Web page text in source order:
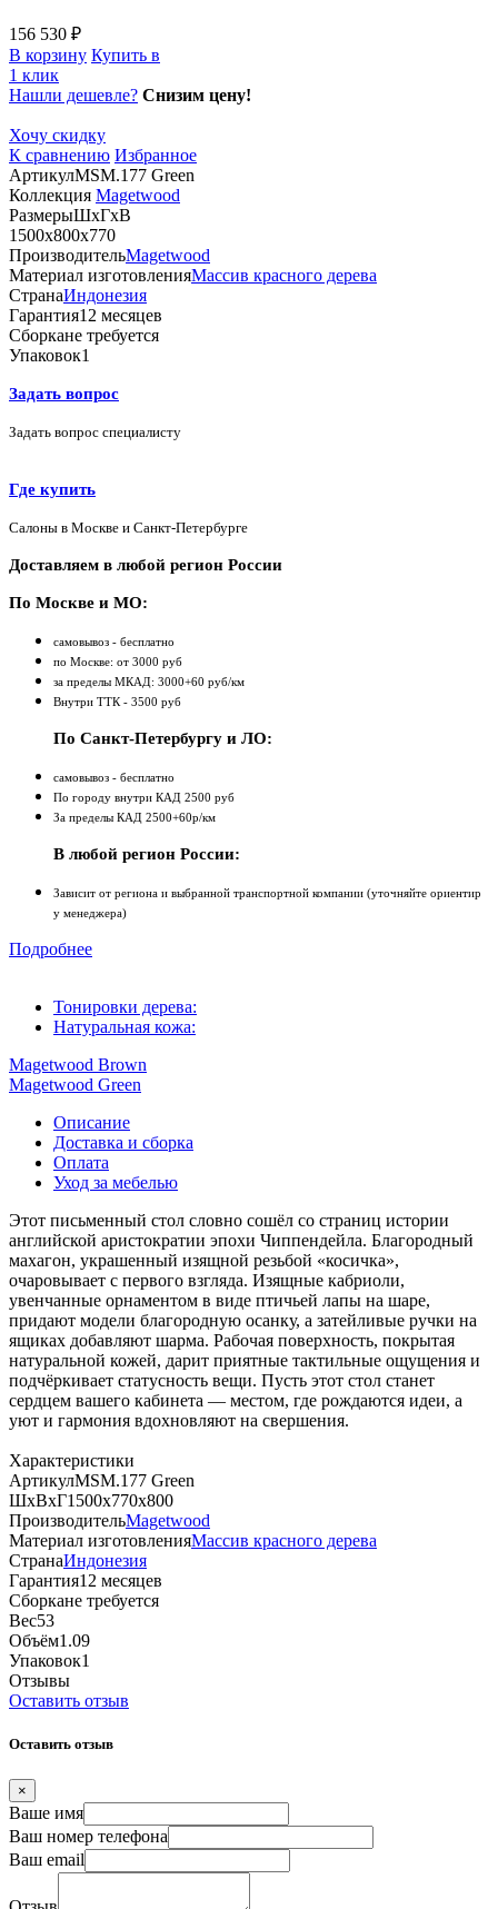
156 530 ₽
В корзину Купить в
1 клик
Нашли дешевле? Снизим цену!
Хочу скидку
К сравнению Избранное
АртикулMSM.177 Green
Коллекция Magetwood
РазмерыШхГхВ
1500х800х770
ПроизводительMagetwood
Материал изготовленияМассив красного дерева
СтранаИндонезия
Гарантия12 месяцев
Сборкане требуется
Упаковок1
Задать вопрос
Задать вопрос специалисту
Где купить
Салоны в Москве и Санкт-Петербурге
Доставляем в любой регион России
По Москве и МО:
самовывоз - бесплатно
по Москве: от 3000 руб
за пределы МКАД: 3000+60 руб/км
Внутри ТТК - 3500 руб
По Санкт-Петербургу и ЛО:
самовывоз - бесплатно
По городу внутри КАД 2500 руб
За пределы КАД 2500+60р/км
В любой регион России:
Зависит от региона и выбранной транспортной компании (уточняйте ориентир
у менеджера)
Подробнее
Тонировки дерева:
Натуральная кожа:
Magetwood Brown
Magetwood Green
Описание
Доставка и сборка
Оплата
Уход за мебелью
Этот письменный стол словно сошёл со страниц истории
английской аристократии эпохи Чиппендейла. Благородный
махагон, украшенный изящной резьбой «косичка»,
очаровывает с первого взгляда. Изящные кабриоли,
увенчанные орнаментом в виде птичьей лапы на шаре,
придают модели благородную осанку, а затейливые ручки на
ящиках добавляют шарма. Рабочая поверхность, покрытая
натуральной кожей, дарит приятные тактильные ощущения и
подчёркивает статусность вещи. Пусть этот стол станет
сердцем вашего кабинета — местом, где рождаются идеи, а
уют и гармония вдохновляют на свершения.
Характеристики
АртикулMSM.177 Green
ШхВхГ1500х770х800
ПроизводительMagetwood
Материал изготовленияМассив красного дерева
СтранаИндонезия
Гарантия12 месяцев
Сборкане требуется
Вес53
Объём1.09
Упаковок1
Отзывы
Оставить отзыв
Оставить отзыв
×
Ваше имя
Ваш номер телефона
Ваш email